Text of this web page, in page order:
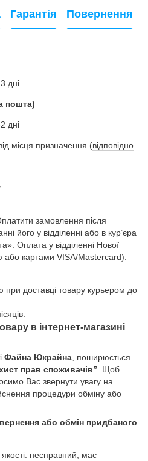
Гарантія Повернення
дні
пошта)
дні
місця призначення (відповідно
замовлення після
його у відділенні або в кур’єра
Оплата у відділенні Нової
або картами VISA/Mastercard).
при доставці товару курьером до
в інтернет-магазині
Файна Юкрайна , поширюється
прав споживачів” . Щоб
Вас звернути увагу на
процедури обміну або
або обмін придбаного
несправний, має